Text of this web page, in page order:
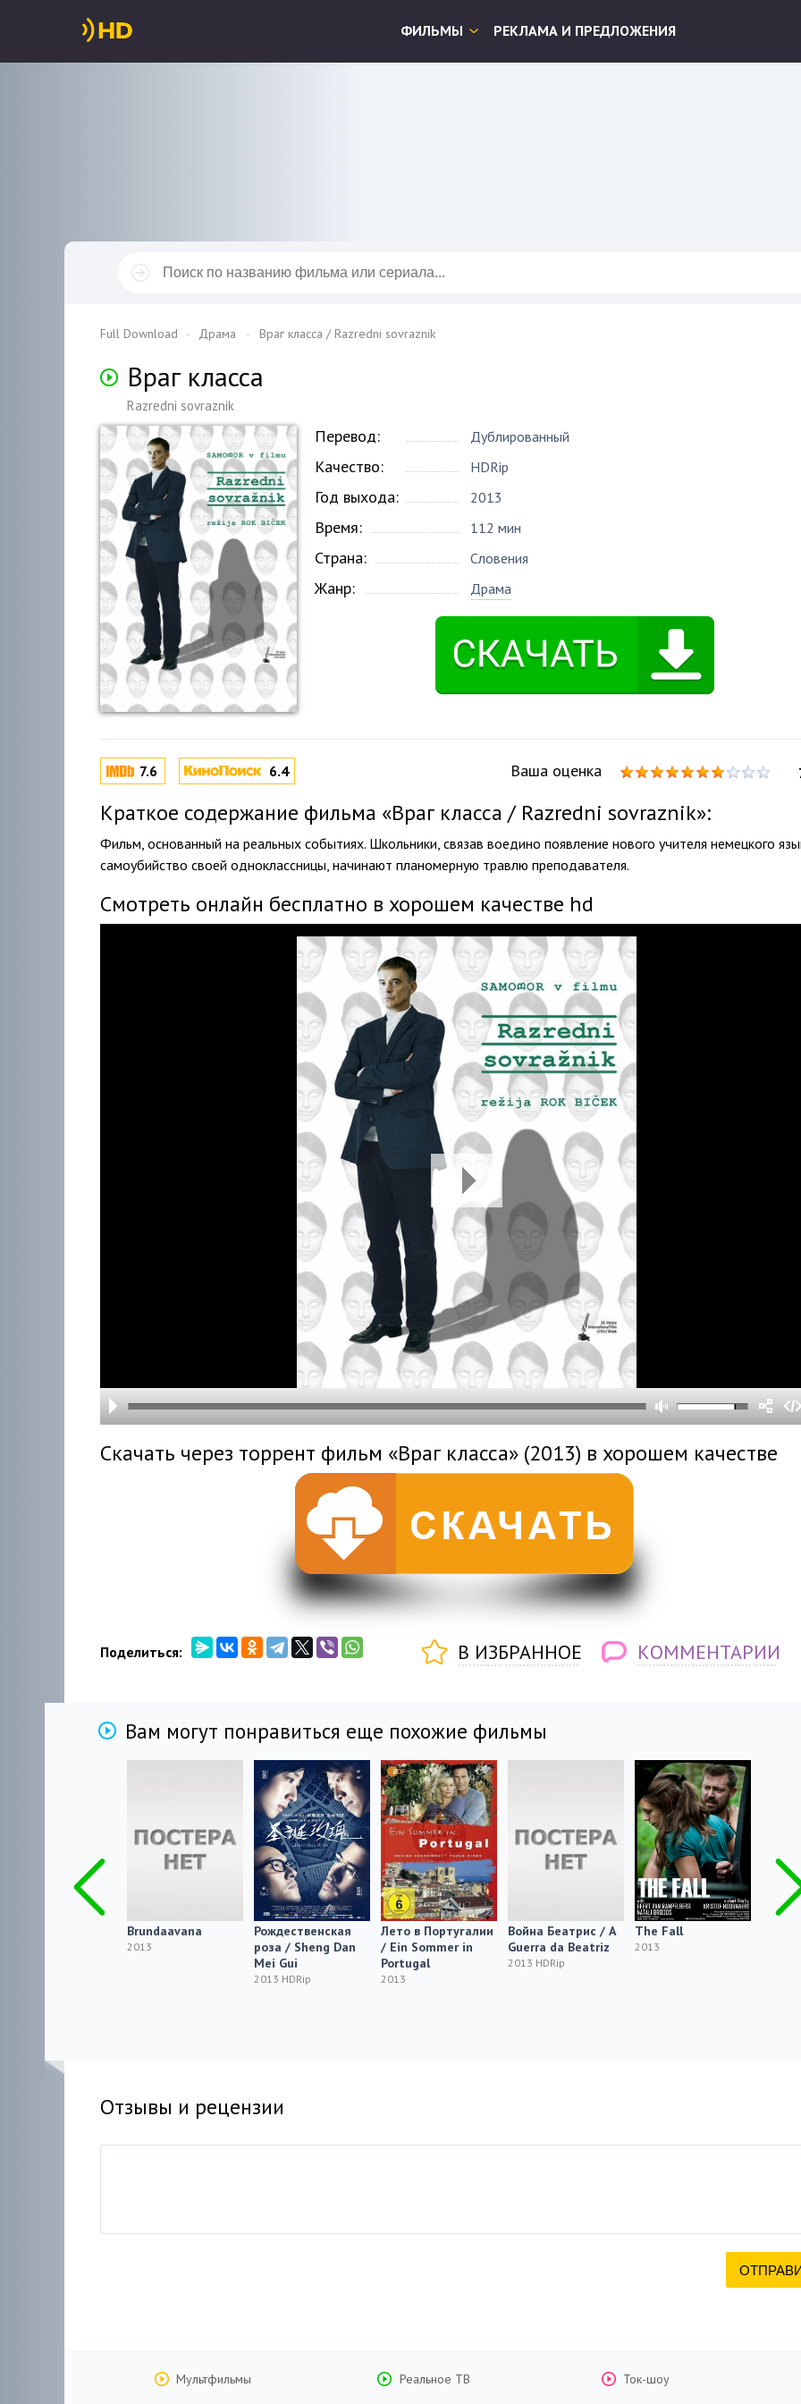
ФИЛЬМЫ РЕКЛАМА И ПРЕДЛОЖЕНИЯ
Full Download Драма Враг класса / Razredni sovraznik
Враг класса
Razredni sovraznik
Перевод: Дублированный
Качество: HDRip
Год выхода: 2013
Время: 112 мин
Страна: Словения
Жанр: Драма
7.6 6.4 Ваша оценка
Краткое содержание фильма «Враг класса / Razredni sovraznik»:
Фильм, основанный на реальных событиях. Школьники, связав воедино появление нового учителя немецкого
самоубийство своей одноклассницы, начинают планомерную травлю преподавателя.
Смотреть онлайн бесплатно в хорошем качестве hd
Скачать через торрент фильм «Враг класса» (2013) в хорошем качестве
Поделиться: В ИЗБРАННОЕ КОММЕНТАРИИ
Вам могут понравиться еще похожие фильмы
Brundaavana
2013
Рождественская
роза / Sheng Dan
Mei Gui
2013 HDRip
Лето в Португалии
/ Ein Sommer in
Portugal
2013
Война Беатрис / A
Guerra da Beatriz
2013 HDRip
The Fall
2013
Отзывы и рецензии
Мультфильмы Реальное ТВ Ток-шоу